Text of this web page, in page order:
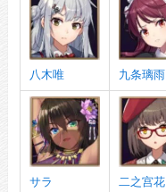
八木唯 九条璃雨
サラ 二之宫花